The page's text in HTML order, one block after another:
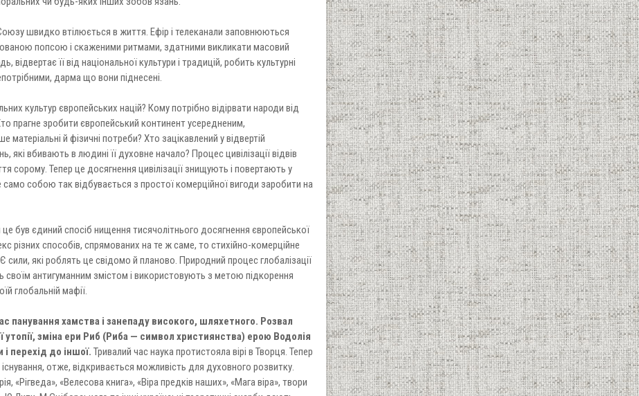
швидко втілюється в життя. Ефір і телеканали заповнюються
попсою і скаженими ритмами, здатними викликати масовий
відвертає її від національної культури і традицій, робить культурні
дарма що вони піднесені.
культур європейських націй? Кому потрібно відірвати народи від
прагне зробити європейський континент усередненим,
й фізичні потреби? Хто зацікавлений у відвертій
які вбивають в людині її духовне начало? Процес цивілізації відвів
сорому. Тепер це досягнення цивілізації знищують і повертають у
собою так відбувається з простої комерційної вигоди заробити на
був єдиний спосіб нищення тисячолітнього досягнення європейської
різних способів, спрямованих на те ж саме, то стихійно-комерційне
які роблять це свідомо й планово. Природний процес глобалізації
антигуманним змістом і використовують з метою підкорення
глобальній мафії.
панування хамства і занепаду високого, шляхетного. Розвал
утопії, зміна ери Риб (Риба — символ християнства) ерою Водолія
і перехід до іншої. Тривалий час наука протистояла вірі в Творця. Тепер
отже, відкривається можливість для духовного розвитку.
«Рігведа», «Велесова книга», «Віра предків наших», «Мага віра», твори